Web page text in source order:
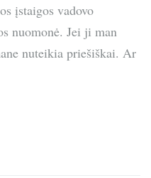
įstaigos vadovo
nuomonė. Jei ji man
nuteikia priešiškai. Ar